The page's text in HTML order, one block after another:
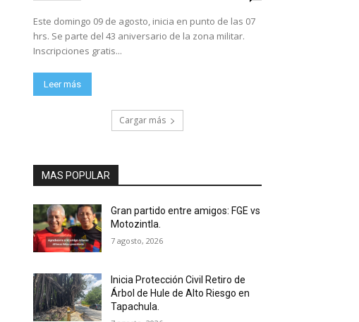
Este domingo 09 de agosto, inicia en punto de las 07
hrs. Se parte del 43 aniversario de la zona militar.
Inscripciones gratis...
Leer más
Cargar más
MAS POPULAR
Gran partido entre amigos: FGE vs
Motozintla.
7 agosto, 2026
Inicia Protección Civil Retiro de
Árbol de Hule de Alto Riesgo en
Tapachula.